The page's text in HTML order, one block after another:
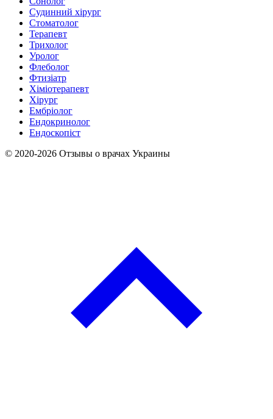
Судинний хірург
Стоматолог
Терапевт
Трихолог
Уролог
Флеболог
Фтизіатр
Хіміотерапевт
Хірург
Ембріолог
Ендокринолог
Ендоскопіст
© 2020-2026 Отзывы о врачах Украины